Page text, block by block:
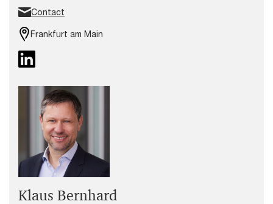
Contact
Frankfurt am Main
Klaus Bernhard